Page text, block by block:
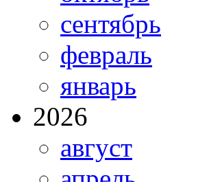
сентябрь
февраль
январь
2026
август